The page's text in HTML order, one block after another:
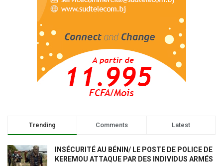
Trending Comments Latest
INSÉCURITÉ AU BÉNIN/ LE POSTE DE POLICE DE
KEREMOU ATTAQUE PAR DES INDIVIDUS ARMÉS